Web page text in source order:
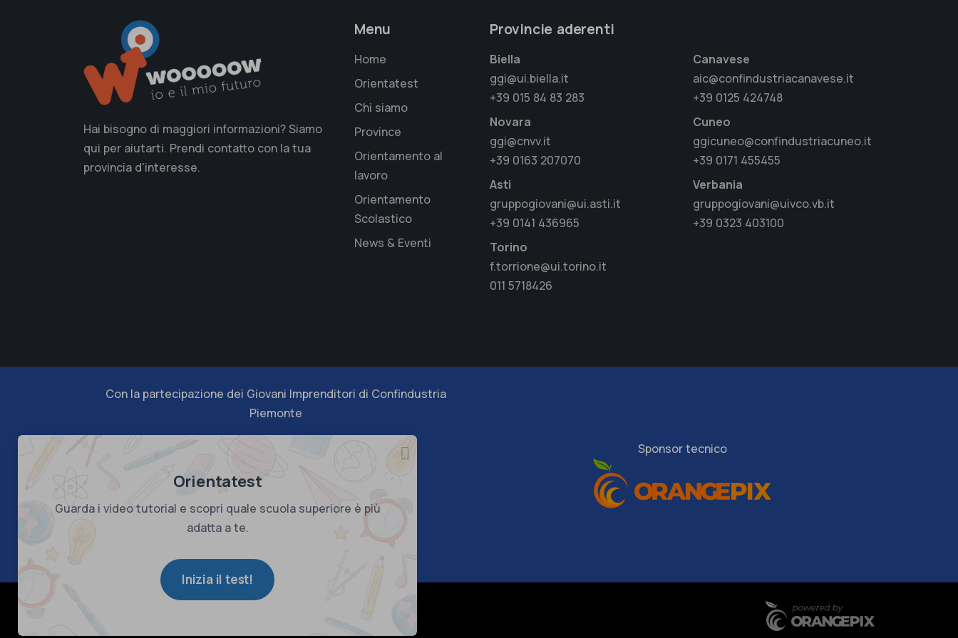
Hai bisogno di maggiori informazioni? Siamo
qui per aiutarti. Prendi contatto con la tua
provincia d'interesse.
Menu
Home
Orientatest
Chi siamo
Province
Orientamento al
lavoro
Orientamento
Scolastico
News & Eventi
Provincie aderenti
Biella
ggi@ui.biella.it
+39 015 84 83 283
Novara
ggi@cnvv.it
+39 0163 207070
Asti
gruppogiovani@ui.asti.it
+39 0141 436965
Torino
f.torrione@ui.torino.it
011 5718426
Canavese
aic@confindustriacanavese.it
+39 0125 424748
Cuneo
ggicuneo@confindustriacuneo.it
+39 0171 455455
Verbania
gruppogiovani@uivco.vb.it
+39 0323 403100
Con la partecipazione dei Giovani Imprenditori di Confindustria
Piemonte
Sponsor tecnico
Orientatest
Guarda i video tutorial e scopri quale scuola superiore è più
adatta a te.
Inizia il test!